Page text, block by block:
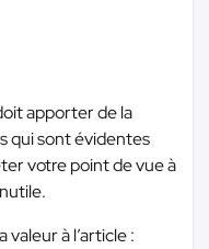
apporter de la
qui sont évidentes
votre point de vue à
à l’article :